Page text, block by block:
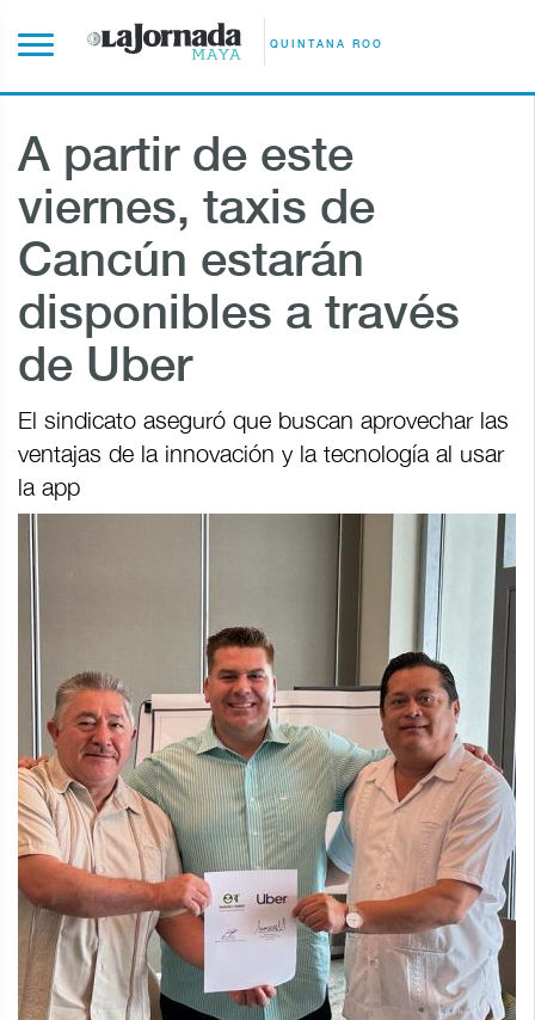
QUINTANA ROO
A partir de este
viernes, taxis de
Cancún estarán
disponibles a través
de Uber
El sindicato aseguró que buscan aprovechar las
ventajas de la innovación y la tecnología al usar
la app